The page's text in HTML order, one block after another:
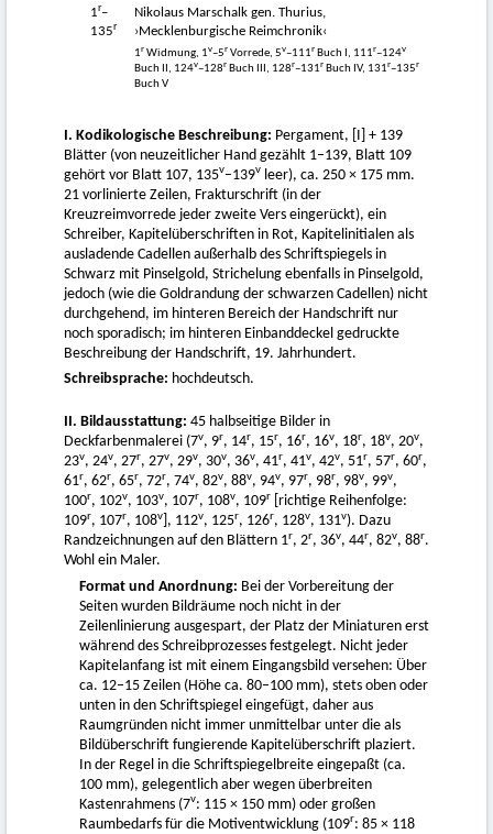
1r–
135r
Nikolaus Marschalk gen. Thurius,
›Mecklenburgische Reimchronik‹
1r Widmung, 1v–5r Vorrede, 5v–111r Buch I, 111r–124v
Buch II, 124v–128r Buch III, 128r–131r Buch IV, 131r–135r
Buch V
I. Kodikologische Beschreibung: Pergament, [I] + 139
Blätter (von neuzeitlicher Hand gezählt 1–139, Blatt 109
gehört vor Blatt 107, 135v–139v leer), ca. 250 × 175 mm.
21 vorlinierte Zeilen, Frakturschrift (in der
Kreuzreimvorrede jeder zweite Vers eingerückt), ein
Schreiber, Kapitelüberschriften in Rot, Kapitelinitialen als
ausladende Cadellen außerhalb des Schriftspiegels in
Schwarz mit Pinselgold, Strichelung ebenfalls in Pinselgold,
jedoch (wie die Goldrandung der schwarzen Cadellen) nicht
durchgehend, im hinteren Bereich der Handschrift nur
noch sporadisch; im hinteren Einbanddeckel gedruckte
Beschreibung der Handschrift, 19. Jahrhundert.
Schreibsprache: hochdeutsch.
II. Bildausstattung: 45 halbseitige Bilder in
Deckfarbenmalerei (7v, 9r, 14r, 15r, 16r, 16v, 18r, 18v, 20v,
23v, 24v, 27r, 27v, 29v, 30v, 36v, 41r, 41v, 42v, 51r, 57r, 60r,
61r, 62r, 65r, 72r, 74v, 82v, 88v, 94v, 97r, 98r, 98v, 99v,
100r, 102v, 103v, 107r, 108v, 109r
[richtige Reihenfolge:
109r, 107r, 108v ], 112v, 125r, 126r, 128v, 131v). Dazu
Randzeichnungen auf den Blättern 1r, 2r, 36v, 44r, 82v, 88r.
Wohl ein Maler.
Format und Anordnung: Bei der Vorbereitung der
Seiten wurden Bildräume noch nicht in der
Zeilenlinierung ausgespart, der Platz der Miniaturen erst
während des Schreibprozesses festgelegt. Nicht jeder
Kapitelanfang ist mit einem Eingangsbild versehen: Über
ca. 12–15 Zeilen (Höhe ca. 80–100 mm), stets oben oder
unten in den Schriftspiegel eingefügt, daher aus
Raumgründen nicht immer unmittelbar unter die als
Bildüberschrift fungierende Kapitelüberschrift plaziert.
In der Regel in die Schriftspiegelbreite eingepaßt (ca.
100 mm), gelegentlich aber wegen überbreiten
Kastenrahmens (7v: 115 × 150 mm) oder großen
Raumbedarfs für die Motiventwicklung (109r: 85 × 118